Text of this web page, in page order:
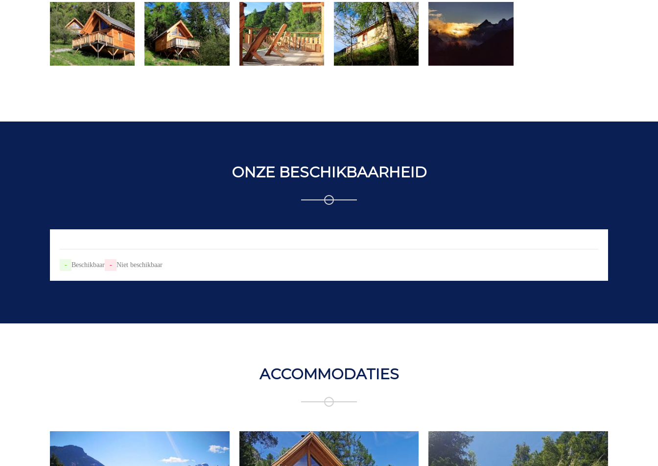
ONZE BESCHIKBAARHEID
- Beschikbaar - Niet beschikbaar
ACCOMMODATIES